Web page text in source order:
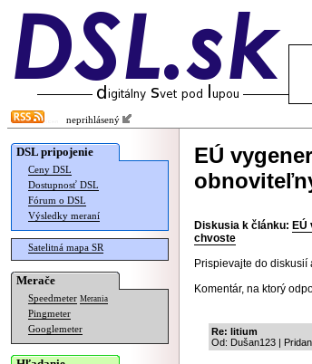
neprihlásený
DSL pripojenie
Ceny DSL
Dostupnosť DSL
Fórum o DSL
Výsledky meraní
Satelitná mapa SR
Merače
Speedmeter Merania
Pingmeter
Googlemeter
EÚ
Diskusia k článku: EÚ
chvoste
Prispievajte do diskusií
Komentár, na ktorý
Re: litium
Od: Dušan123 |